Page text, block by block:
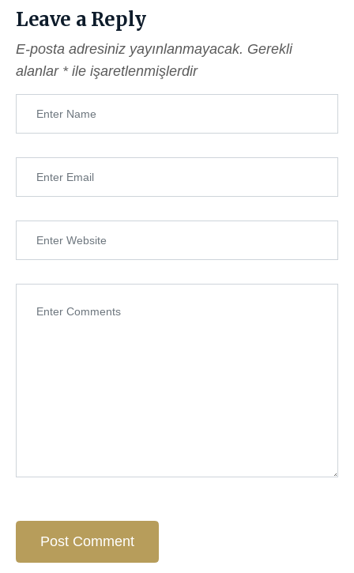
Leave a Reply
E-posta adresiniz yayınlanmayacak. Gerekli
alanlar *ile işaretlenmişlerdir